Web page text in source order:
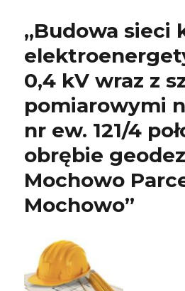
„Budowa sieci
0,4 kV wraz z
pomiarowymi
nr ew. 121/4
obrębie
Mochowo
Mochowo”